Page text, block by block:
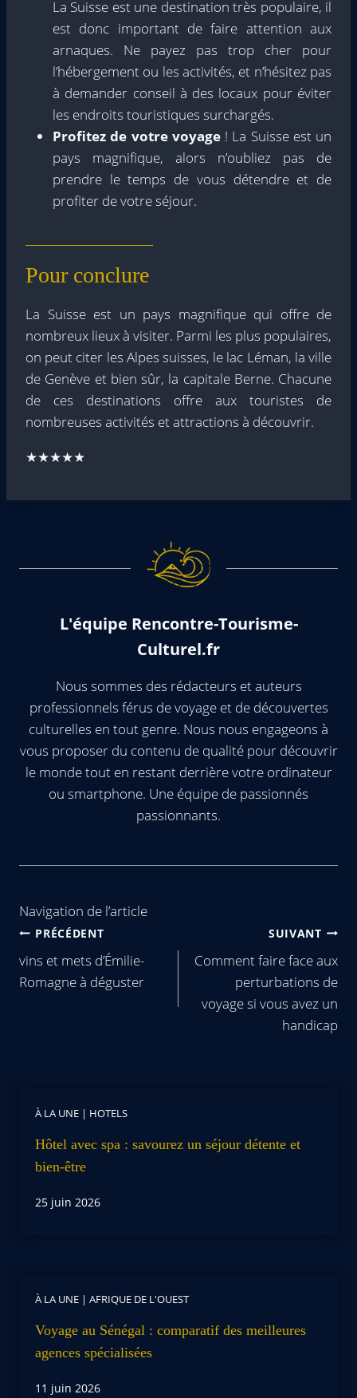
La Suisse est une destination très populaire, il
est donc important de faire attention aux
arnaques. Ne payez pas trop cher pour
l’hébergement ou les activités, et n’hésitez pas
à demander conseil à des locaux pour éviter
les endroits touristiques surchargés.
Profitez de votre voyage! La Suisse est un
pays magnifique, alors n’oubliez pas de
prendre le temps de vous détendre et de
profiter de votre séjour.
Pour conclure
La Suisse est un pays magnifique qui offre de
nombreux lieux à visiter. Parmi les plus populaires,
on peut citer les Alpes suisses, le lac Léman, la ville
de Genève et bien sûr, la capitale Berne. Chacune
de ces destinations offre aux touristes de
nombreuses activités et attractions à découvrir.
★★★★★
L'équipe Rencontre-Tourisme-
Culturel.fr
Nous sommes des rédacteurs et auteurs
professionnels férus de voyage et de découvertes
culturelles en tout genre. Nous nous engageons à
vous proposer du contenu de qualité pour découvrir
le monde tout en restant derrière votre ordinateur
ou smartphone. Une équipe de passionnés
passionnants.
Navigation de l’article
PRÉCÉDENT
vins et mets d’Émilie-
Romagne à déguster
SUIVANT
Comment faire face aux
perturbations de
voyage si vous avez un
handicap
À LA UNE | HOTELS
Hôtel avec spa : savourez un séjour détente et
bien-être
25 juin 2026
À LA UNE | AFRIQUE DE L'OUEST
Voyage au Sénégal : comparatif des meilleures
agences spécialisées
11 juin 2026